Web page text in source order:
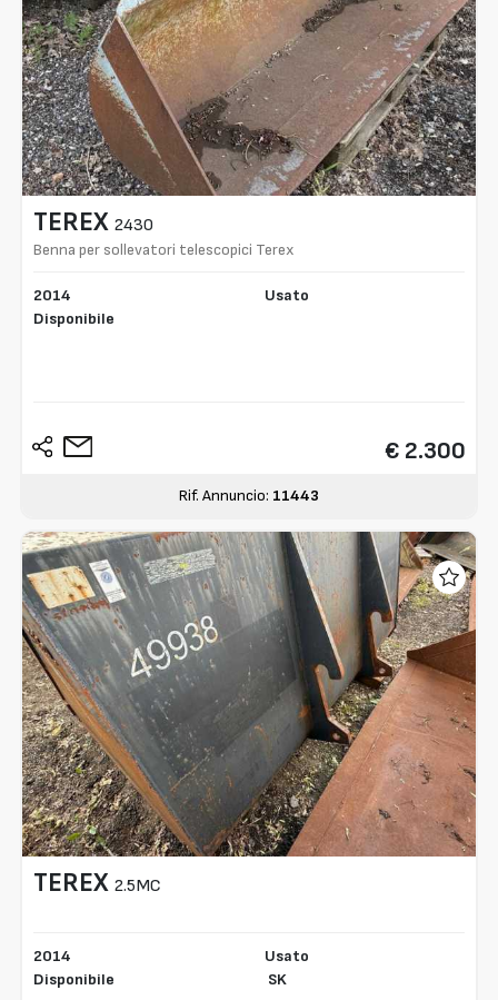
TEREX 2430
Benna per sollevatori telescopici Terex
2014
Disponibile
Usato
€ 2.300
Rif. Annuncio: 11443
TEREX 2.5MC
2014
Disponibile
Usato
SK